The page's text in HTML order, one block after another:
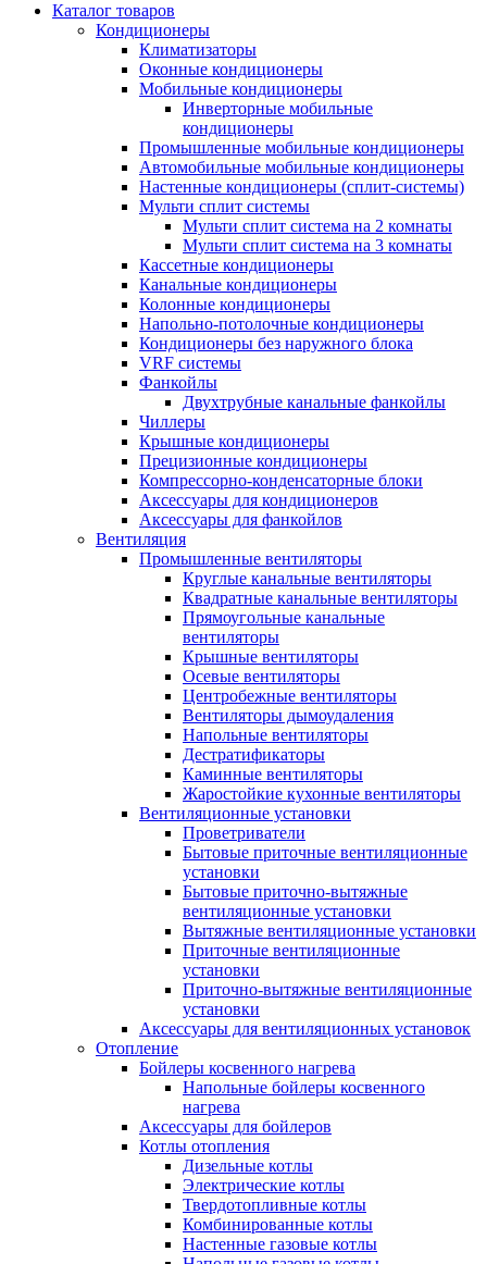
Каталог товаров
Кондиционеры
Климатизаторы
Оконные кондиционеры
Мобильные кондиционеры
Инверторные мобильные
кондиционеры
Промышленные мобильные кондиционеры
Автомобильные мобильные кондиционеры
Настенные кондиционеры (сплит-системы)
Мульти сплит системы
Мульти сплит система на 2 комнаты
Мульти сплит система на 3 комнаты
Кассетные кондиционеры
Канальные кондиционеры
Колонные кондиционеры
Напольно-потолочные кондиционеры
Кондиционеры без наружного блока
VRF системы
Фанкойлы
Двухтрубные канальные фанкойлы
Чиллеры
Крышные кондиционеры
Прецизионные кондиционеры
Компрессорно-конденсаторные блоки
Аксессуары для кондиционеров
Аксессуары для фанкойлов
Вентиляция
Промышленные вентиляторы
Круглые канальные вентиляторы
Квадратные канальные вентиляторы
Прямоугольные канальные
вентиляторы
Крышные вентиляторы
Осевые вентиляторы
Центробежные вентиляторы
Вентиляторы дымоудаления
Напольные вентиляторы
Дестратификаторы
Каминные вентиляторы
Жаростойкие кухонные вентиляторы
Вентиляционные установки
Проветриватели
Бытовые приточные вентиляционные
установки
Бытовые приточно-вытяжные
вентиляционные установки
Вытяжные вентиляционные установки
Приточные вентиляционные
установки
Приточно-вытяжные вентиляционные
установки
Аксессуары для вентиляционных установок
Отопление
Бойлеры косвенного нагрева
Напольные бойлеры косвенного
нагрева
Аксессуары для бойлеров
Котлы отопления
Дизельные котлы
Электрические котлы
Твердотопливные котлы
Комбинированные котлы
Настенные газовые котлы